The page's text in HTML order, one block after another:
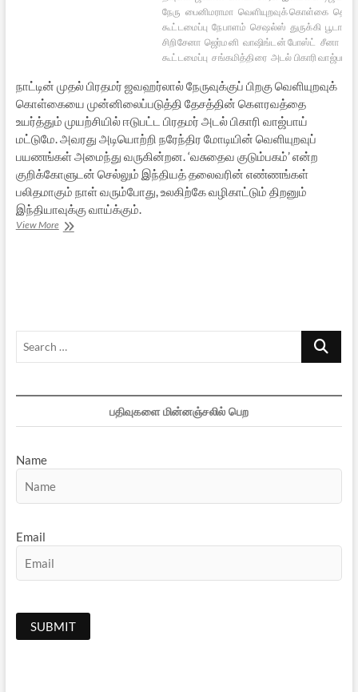
நேரு பைனிமராமா வெளியுறவுக் கொள்கை தென்
கூட்டமைப்பு நேபாளம் செஷல்ஸ் துருக்கி பூடான்
சிறிசேனா ஜெர்மனி வாஷிங்டன் போஸ்ட் சீனா
கூட்டமைப்பு சங்கமித்திரை அடல் பிகாரி வாஜ்பாய்
நாட்டின் முதல் பிரதமர் ஜவஹர்லால் நேருவுக்குப் பிறகு வெளியுறவுக்
கொள்கையை முன்னிலைப்படுத்தி தேசத்தின் கௌரவத்தை
உயர்த்தும் முயற்சியில் ஈடுபட்ட பிரதமர் அடல் பிகாரி வாஜ்பாய்
மட்டுமே. அவரது அடியொற்றி நரேந்திர மோடியின் வெளியுறவுப்
பயணங்கள் அமைந்து வருகின்றன. ‘வசுதைவ குடும்பகம்’ என்ற
குறிக்கோளுடன் செல்லும் இந்தியத் தலைவரின் எண்ணங்கள்
பலிதமாகும் நாள் வரும்போது, உலகிற்கே வழிகாட்டும் திறனும்
இந்தியாவுக்கு வாய்க்கும்.
View Moreவளரும்
Search
பதிவுகளை மின்னஞ்சலில் பெற
Name
Email